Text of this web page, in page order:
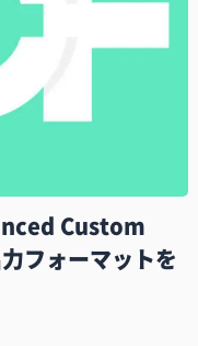
Custom
フォーマットを